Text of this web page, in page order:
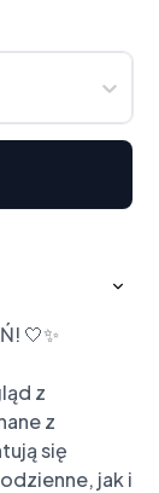
🤍✨
z
z
się
jak i